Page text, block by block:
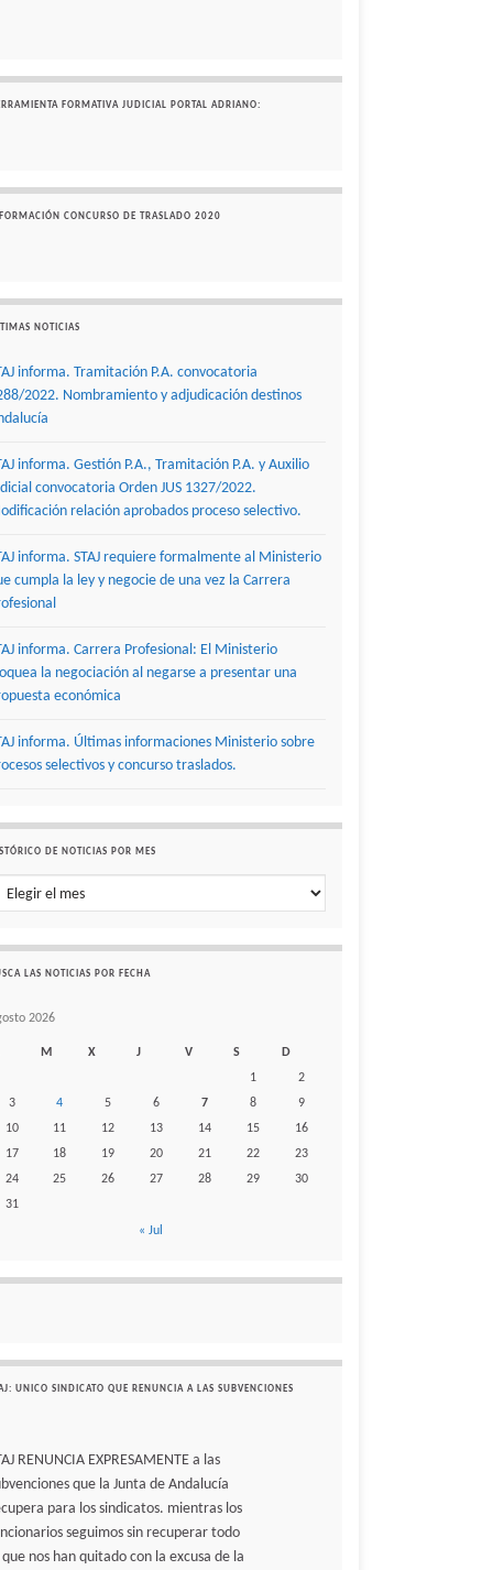
FORMATIVA JUDICIAL PORTAL ADRIANO:
CONCURSO DE TRASLADO 2020
NOTICIAS
informa. Tramitación P.A. convocatoria
2022. Nombramiento y adjudicación destinos
informa. Gestión P.A., Tramitación P.A. y Auxilio
convocatoria Orden JUS 1327/2022.
relación aprobados proceso selectivo.
informa. STAJ requiere formalmente al Ministerio
cumpla la ley y negocie de una vez la Carrera
informa. Carrera Profesional: El Ministerio
la negociación al negarse a presentar una
económica
informa. Últimas informaciones Ministerio sobre
selectivos y concurso traslados.
DE NOTICIAS POR MES
de noticias por mes
LAS NOTICIAS POR FECHA
2026
M X J V S
D
1
2
3
4 5 6 7 8
9
10
11 12 13 14 15
16
17
18 19 20 21 22
23
24
25 26 27 28 29
30
31
« Jul
UNICO SINDICATO QUE RENUNCIA A LAS SUBVENCIONES
RENUNCIA EXPRESAMENTE a las
que la Junta de Andalucía
para los sindicatos. mientras los
seguimos sin recuperar todo
que nos han quitado con la excusa de la